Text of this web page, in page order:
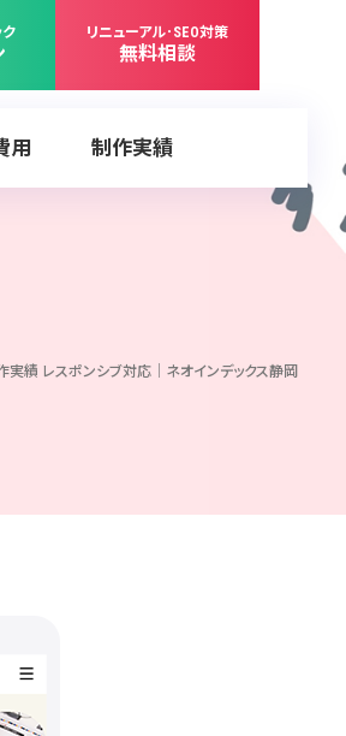
リニューアル･SEO対策
無料相談
用 制作実績
績 レスポンシブ対応｜ネオインデックス静岡